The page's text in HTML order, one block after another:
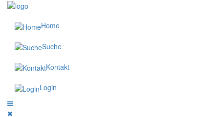
Home
Suche
Kontakt
Login